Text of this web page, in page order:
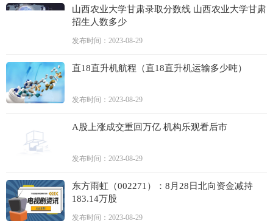
山西农业大学甘肃录取分数线 山西农业大学甘肃
招生人数多少
发布时间：2023-08-29
直18直升机航程（直18直升机运输多少吨）
发布时间：2023-08-29
A股上涨成交重回万亿 机构乐观看后市
发布时间：2023-08-29
东方雨虹（002271）：8月28日北向资金减持
183.14万股
发布时间：2023-08-29